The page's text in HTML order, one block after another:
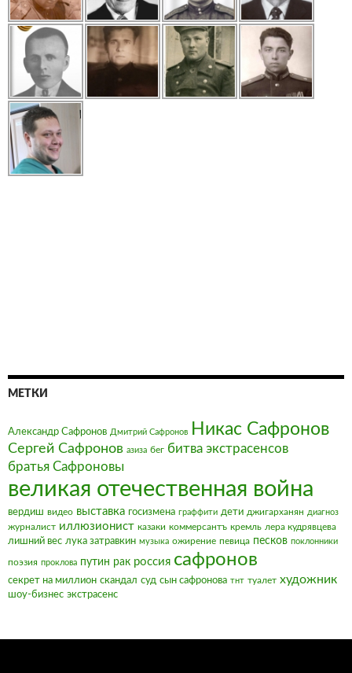
МЕТКИ
Александр Сафронов Дмитрий Сафронов Никас Сафронов
Сергей Сафронов азиза бег битва экстрасенсов
братья Сафроновы
великая отечественная война
вердиш видео выставка госизмена граффити дети джигарханян диагноз
журналист иллюзионист казаки коммерсантъ кремль лера кудрявцева
лишний вес лука затравкин музыка ожирение певица песков поклонники
поэзия проклова путин рак россия сафронов
секрет на миллион скандал суд сын сафронова тнт туалет художник
шоу-бизнес экстрасенс